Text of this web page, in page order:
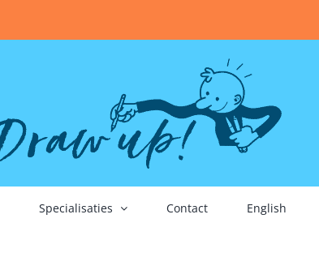
Specialisaties Contact English